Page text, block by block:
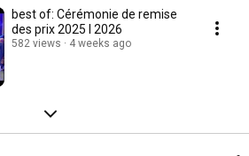
best of: Cérémonie de remise
des prix 2025 I 2026
582 views 4 weeks ago